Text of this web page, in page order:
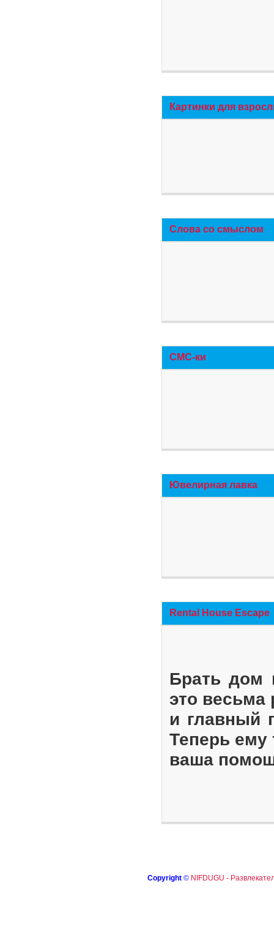
Картинки для
Слова со смыслом
СМС-ки
Ювелирная лавка
Rental House Escape
Брать дом
это весьма
и главный
Теперь ему
ваша
Copyright © NIFDUGU -